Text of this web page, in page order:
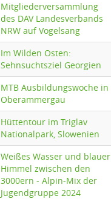
Mitgliederversammlung
des DAV Landesverbands
NRW auf Vogelsang
Im Wilden Osten:
Sehnsuchtsziel Georgien
MTB Ausbildungswoche in
Oberammergau
Hüttentour im Triglav
Nationalpark, Slowenien
Weißes Wasser und blauer
Himmel zwischen den
3000ern - Alpin-Mix der
Jugendgruppe 2024